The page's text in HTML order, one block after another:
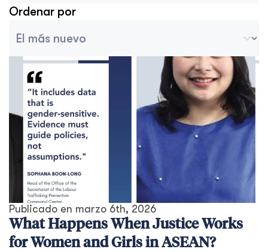
Ordenar por
Publicado en marzo 6th, 2026
What Happens When Justice Works
for Women and Girls in ASEAN?